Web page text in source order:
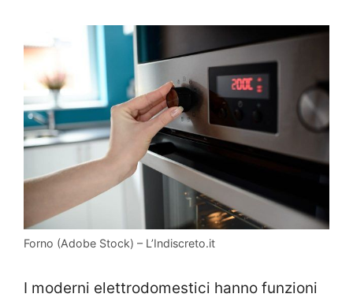
Forno (Adobe Stock) – L’Indiscreto.it
I moderni elettrodomestici hanno funzioni